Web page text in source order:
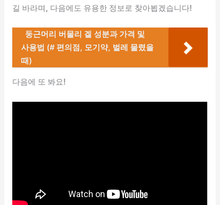
길 바라며, 다음에도 유용한 정보로 찾아뵙겠습니다!
둥근머리 버물리 겔 성분과 가격 및
사용법 (# 편의점, 모기약, 벌레 물렸을
때)
다음에 또 봐요!